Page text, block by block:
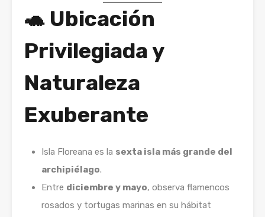
🐢 Ubicación
Privilegiada y
Naturaleza
Exuberante
Isla Floreana es la sexta isla más grande del
archipiélago.
Entre diciembre y mayo, observa flamencos
rosados y tortugas marinas en su hábitat